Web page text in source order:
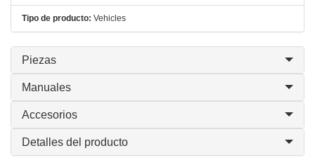
Tipo de producto: Vehicles
Piezas
Manuales
Accesorios
Detalles del producto